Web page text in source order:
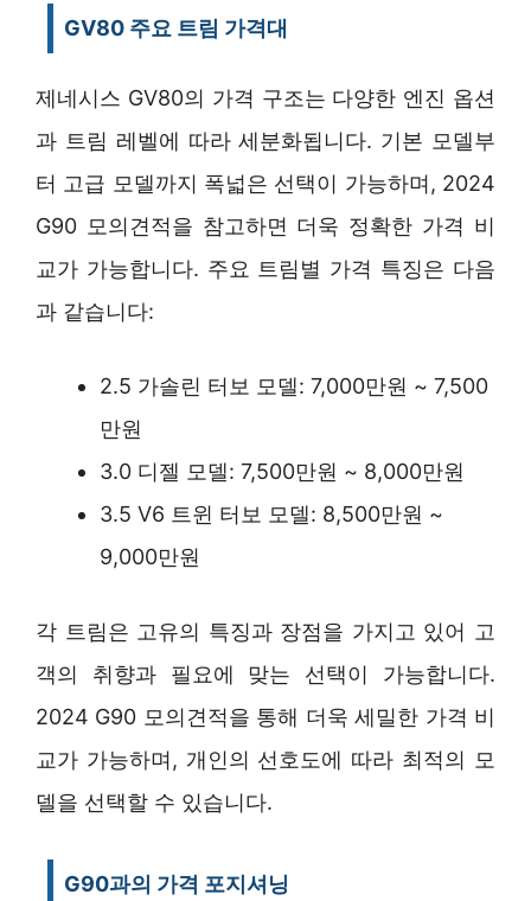
GV80 주요 트림 가격대
제네시스 GV80의 가격 구조는 다양한 엔진 옵션
과 트림 레벨에 따라 세분화됩니다. 기본 모델부
터 고급 모델까지 폭넓은 선택이 가능하며, 2024
G90 모의견적을 참고하면 더욱 정확한 가격 비
교가 가능합니다. 주요 트림별 가격 특징은 다음
과 같습니다:
2.5 가솔린 터보 모델: 7,000만원 ~ 7,500
만원
3.0 디젤 모델: 7,500만원 ~ 8,000만원
3.5 V6 트윈 터보 모델: 8,500만원 ~
9,000만원
각 트림은 고유의 특징과 장점을 가지고 있어 고
객의 취향과 필요에 맞는 선택이 가능합니다.
2024 G90 모의견적을 통해 더욱 세밀한 가격 비
교가 가능하며, 개인의 선호도에 따라 최적의 모
델을 선택할 수 있습니다.
G90과의 가격 포지셔닝